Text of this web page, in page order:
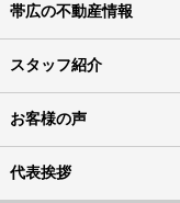
帯広の不動産情報
スタッフ紹介
お客様の声
代表挨拶